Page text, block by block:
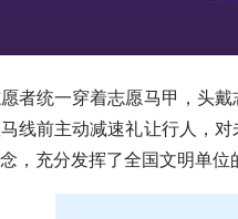
统一穿着志愿马甲，头戴
线前主动减速礼让行人，
，充分发挥了全国文明单位